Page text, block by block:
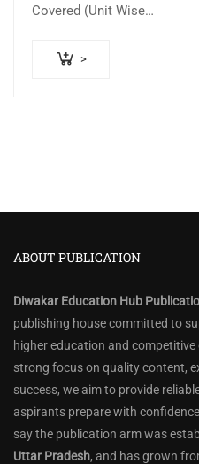
Covered (Unit Wise…
>
ABOUT PUBLICATION
Diwakar Education Hub
publishing house committed to
higher education and
strong focus on quality content,
success, we aim to provide
aspirants prepare with
say the publication arm was
Uttar Pradesh, and has grown